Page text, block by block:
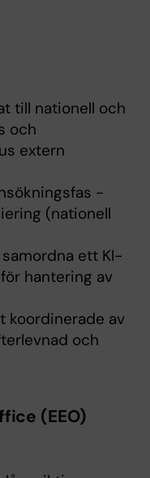
till nationell och
och
extern
-
(nationell
ett KI-
hantering av
koordinerade av
och
(EEO)